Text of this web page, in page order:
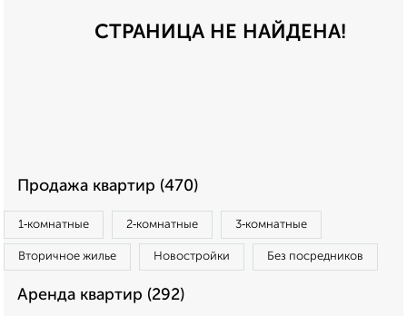
СТРАНИЦА НЕ НАЙДЕНА!
Продажа квартир (470)
1‑комнатные 2‑комнатные 3‑комнатные
Вторичное жилье Новостройки Без посредников
Аренда квартир (292)